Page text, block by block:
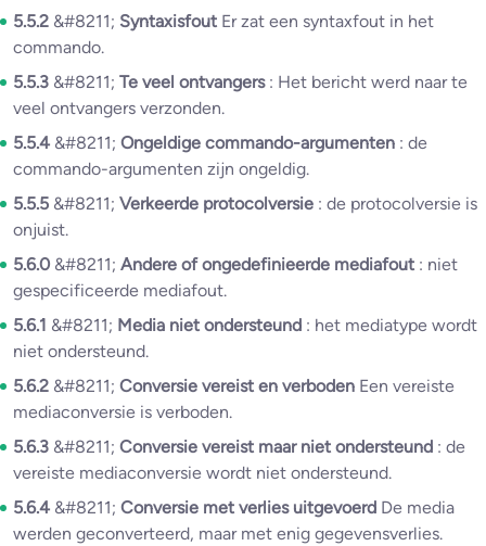
5.5.2 &#8211; Syntaxisfout Er zat een syntaxfout in het
commando.
5.5.3 &#8211; Te veel ontvangers : Het bericht werd naar te
veel ontvangers verzonden.
5.5.4 &#8211; Ongeldige commando-argumenten : de
commando-argumenten zijn ongeldig.
5.5.5 &#8211; Verkeerde protocolversie : de protocolversie is
onjuist.
5.6.0 &#8211; Andere of ongedefinieerde mediafout : niet
gespecificeerde mediafout.
5.6.1 &#8211; Media niet ondersteund : het mediatype wordt
niet ondersteund.
5.6.2 &#8211; Conversie vereist en verboden Een vereiste
mediaconversie is verboden.
5.6.3 &#8211; Conversie vereist maar niet ondersteund : de
vereiste mediaconversie wordt niet ondersteund.
5.6.4 &#8211; Conversie met verlies uitgevoerd De media
werden geconverteerd, maar met enig gegevensverlies.